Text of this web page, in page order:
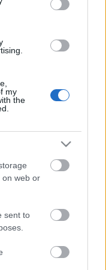
my
the
on web or
sent to
meg kell
tájékoztató
Médiaajánlat
RSS